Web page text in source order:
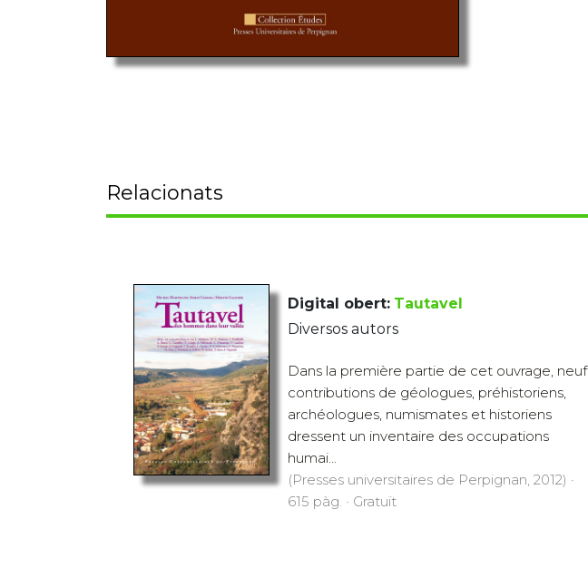
Relacionats
Digital obert: Tautavel
Diversos autors
Dans la première partie de cet ouvrage, neuf
contributions de géologues, préhistoriens,
archéologues, numismates et historiens
dressent un inventaire des occupations
humai...
(Presses universitaires de Perpignan, 2012) ·
615 pàg. · Gratuït